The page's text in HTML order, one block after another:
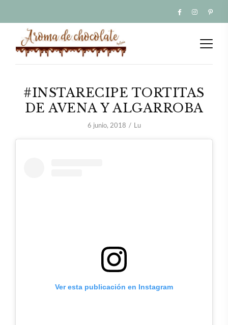
#INSTARECIPE TORTITAS
DE AVENA Y ALGARROBA
6 junio, 2018 Lu
Ver esta publicación en Instagram